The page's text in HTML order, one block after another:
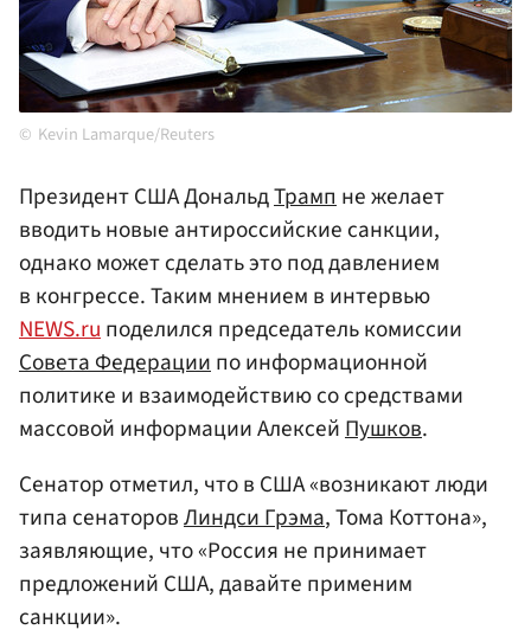
Kevin Lamarque/Reuters
Президент США ДональдТрампне желает
вводить новые антироссийские санкции,
однако может сделать это под давлением
в конгрессе. Таким мнением в интервью
NEWS.ruподелился председатель комиссии
Совета Федерациипо информационной
политике и взаимодействию со средствами
массовой информации АлексейПушков.
Сенатор отметил, что в США «возникают люди
типа сенаторовЛиндси Грэма, Тома Коттона»,
заявляющие, что «Россия не принимает
предложений США, давайте применим
санкции».